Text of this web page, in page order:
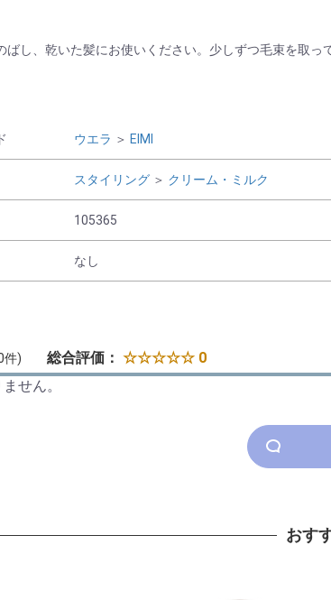
ばし、乾いた髪にお使いください。少しずつ毛束を取っ
ウエラ ＞ EIMI
スタイリング ＞ クリーム・ミルク
105365
なし
件) 総合評価： ☆☆☆☆☆ 0
せん。
おす